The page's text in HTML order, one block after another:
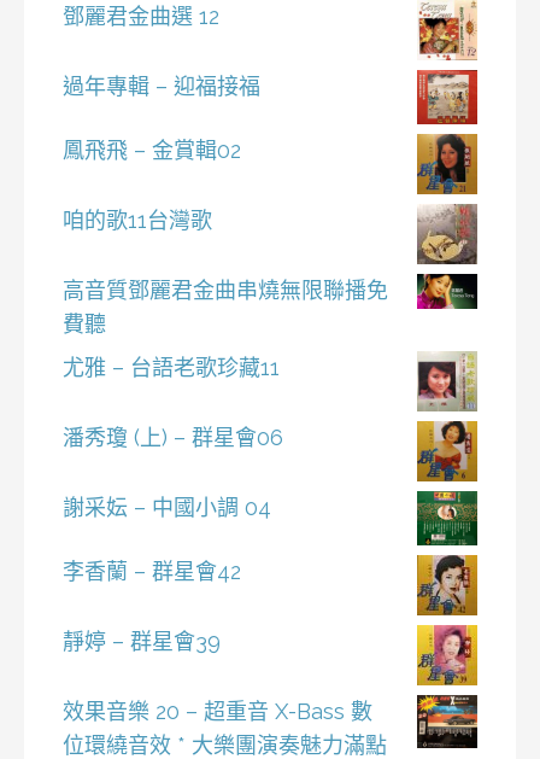
鄧麗君金曲選 12
過年專輯 – 迎福接福
鳳飛飛 – 金賞輯02
咱的歌11台灣歌
高音質鄧麗君金曲串燒無限聯播免
費聽
尤雅 – 台語老歌珍藏11
潘秀瓊 (上) – 群星會06
謝采妘 – 中國小調 04
李香蘭 – 群星會42
靜婷 – 群星會39
效果音樂 20 – 超重音 X-Bass 數
位環繞音效 * 大樂團演奏魅力滿點